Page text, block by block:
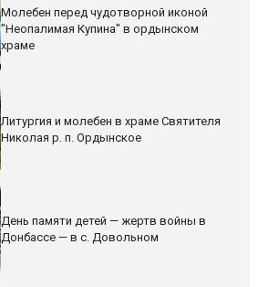
Молебен перед чудотворной иконой
"Неопалимая Купина" в ордынском
храме
Литургия и молебен в храме Святителя
Николая р. п. Ордынское
День памяти детей — жертв войны в
Донбассе — в с. Довольном